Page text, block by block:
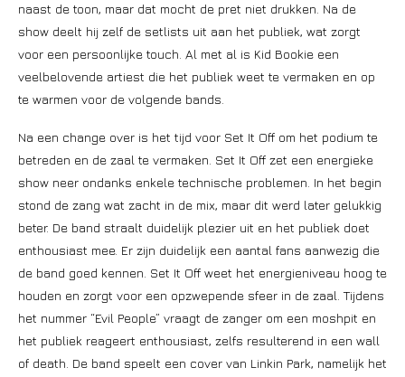
naast de toon, maar dat mocht de pret niet drukken. Na de
show deelt hij zelf de setlists uit aan het publiek, wat zorgt
voor een persoonlijke touch. Al met al is Kid Bookie een
veelbelovende artiest die het publiek weet te vermaken en op
te warmen voor de volgende bands.
Na een change over is het tijd voor Set It Off om het podium te
betreden en de zaal te vermaken. Set It Off zet een energieke
show neer ondanks enkele technische problemen. In het begin
stond de zang wat zacht in de mix, maar dit werd later gelukkig
beter. De band straalt duidelijk plezier uit en het publiek doet
enthousiast mee. Er zijn duidelijk een aantal fans aanwezig die
de band goed kennen. Set It Off weet het energieniveau hoog te
houden en zorgt voor een opzwepende sfeer in de zaal. Tijdens
het nummer “Evil People” vraagt de zanger om een moshpit en
het publiek reageert enthousiast, zelfs resulterend in een wall
of death. De band speelt een cover van Linkin Park, namelijk het